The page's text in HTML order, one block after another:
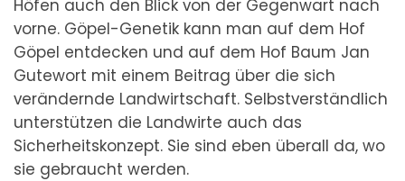
Höfen auch den Blick von der Gegenwart nach
vorne. Göpel-Genetik kann man auf dem Hof
Göpel entdecken und auf dem Hof Baum Jan
Gutewort mit einem Beitrag über die sich
verändernde Landwirtschaft. Selbstverständlich
unterstützen die Landwirte auch das
Sicherheitskonzept. Sie sind eben überall da, wo
sie gebraucht werden.